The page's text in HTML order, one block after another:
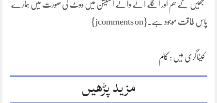
سمجھیں گے ہم اور اگلے آنے والے اسٹیشن میں ووٹ کی صورت میں ہمارے
پاس طاقت موجود ہے۔{jcomments on}
کیٹاگری میں : کالم
مزید پڑھیں